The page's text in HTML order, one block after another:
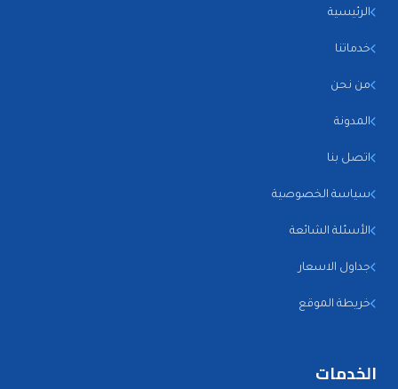
الرئيسية
خدماتنا
من نحن
المدونة
اتصل بنا
سياسة الخصوصية
الأسئلة الشائعة
جداول الاسعار
خريطة الموقع
الخدمات